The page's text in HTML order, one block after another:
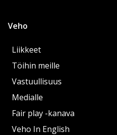
Veho
Liikkeet
Töihin meille
Vastuullisuus
Medialle
Fair play -kanava
Veho In English